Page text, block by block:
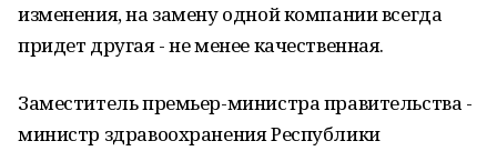
изменения, на замену одной компании всегда
придет другая - не менее качественная.
Заместитель премьер-министра правительства -
министр здравоохранения Республики